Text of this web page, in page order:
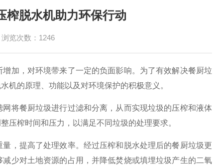
榨脱水机助力环保行动
浏览次数：1246
，对环境带来了一定的负面影响。为了有效解决餐厨垃
机的原理、功能以及对环境保护的积极意义。
将餐厨垃圾进行过滤和分离，从而实现垃圾的压榨和液体
压榨时间和压力，以满足不同垃圾的处理要求。
提高了处理效率。经过压榨和脱水处理后的餐厨垃圾更
少对土地资源的占用，并降低焚烧或填埋垃圾产生的二氧